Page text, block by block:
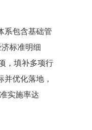
系包含基础管
标准明细
，填补多项行
优化落地，
实施率达